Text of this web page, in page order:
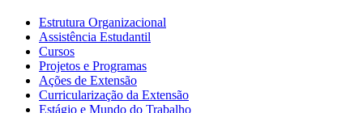
Estrutura Organizacional
Assistência Estudantil
Cursos
Projetos e Programas
Ações de Extensão
Curricularização da Extensão
Estágio e Mundo do Trabalho